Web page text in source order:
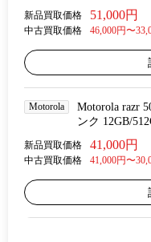
新品買取価格 51,000円
中古買取価格 46,000円〜
Motorola
Motorola razr
ンク 12GB/
新品買取価格 41,000円
中古買取価格 41,000円〜